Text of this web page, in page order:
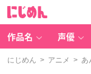
作品名 声優
にじめん > アニメ > あ